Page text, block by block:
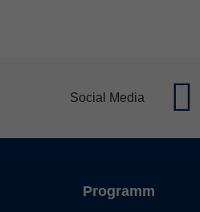
Social Media
Programm